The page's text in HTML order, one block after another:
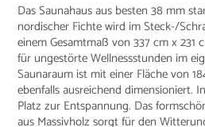
Das Saunahaus aus besten 38 mm
nordischer Fichte wird im Steck-/
einem Gesamtmaß von 337 cm x 231
für ungestörte Wellnessstunden im
Saunaraum ist mit einer Fläche von
ebenfalls ausreichend dimensioniert.
Platz zur Entspannung. Das
aus Massivholz sorgt für den